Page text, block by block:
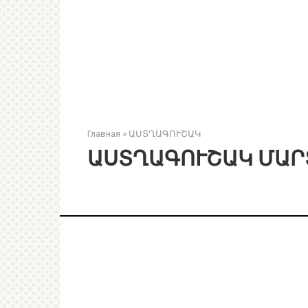
Главная » ԱՍՏՂԱԳՈՒՇԱԿ
ԱՍՏՂԱԳՈՒՇԱԿ